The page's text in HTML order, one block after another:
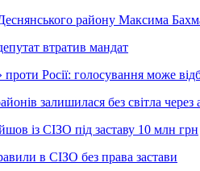
району Максима
втратив мандат
Росії: голосування може
залишилася без світла через
із СІЗО під заставу 10 млн грн
в СІЗО без права застави